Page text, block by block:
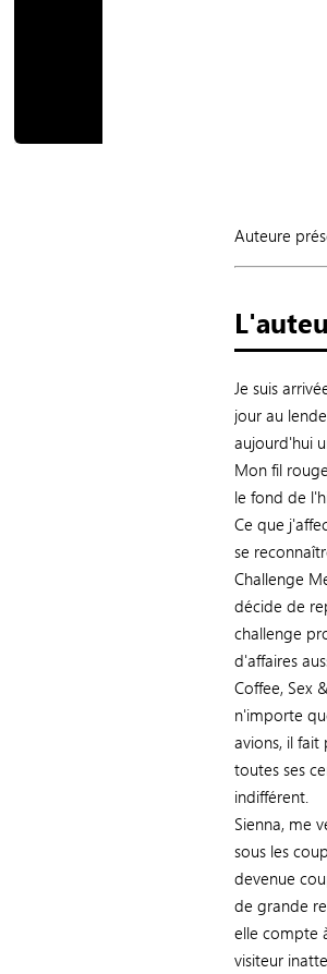
Auteure
Je suis
jour au
aujourd'hui
Mon fil
le fond de
Ce que
se
Challenge
décide de
challenge
d'affaires
Coffee, Sex
n'importe
avions, il fait
toutes ses
indifférent.
Sienna, me
sous les
devenue
de grande
elle compte
visiteur